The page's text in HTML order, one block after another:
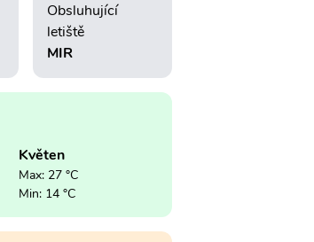
Obsluhující
letiště
MIR
Květen
Max: 27 °C
Min: 14 °C